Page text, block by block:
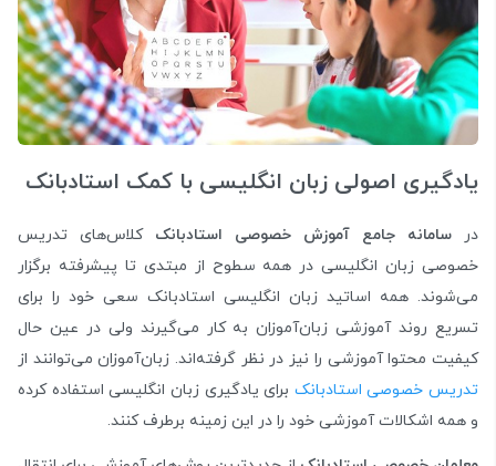
یادگیری اصولی زبان انگلیسی با کمک استادبانک
در سامانه جامع آموزش خصوصی استادبانک کلاس‌های تدریس
خصوصی زبان انگلیسی در همه سطوح از مبتدی تا پیشرفته برگزار
می‌شوند. همه اساتید زبان انگلیسی استادبانک سعی خود را برای
تسریع روند آموزشی زبان‌آموزان به کار می‌گیرند ولی در عین حال
کیفیت محتوا آموزشی را نیز در نظر گرفته‌اند. زبان‌آموزان می‌توانند از
تدریس خصوصی استادبانک برای یادگیری زبان انگلیسی استفاده کرده
و همه اشکالات آموزشی خود را در این زمینه برطرف کنند.